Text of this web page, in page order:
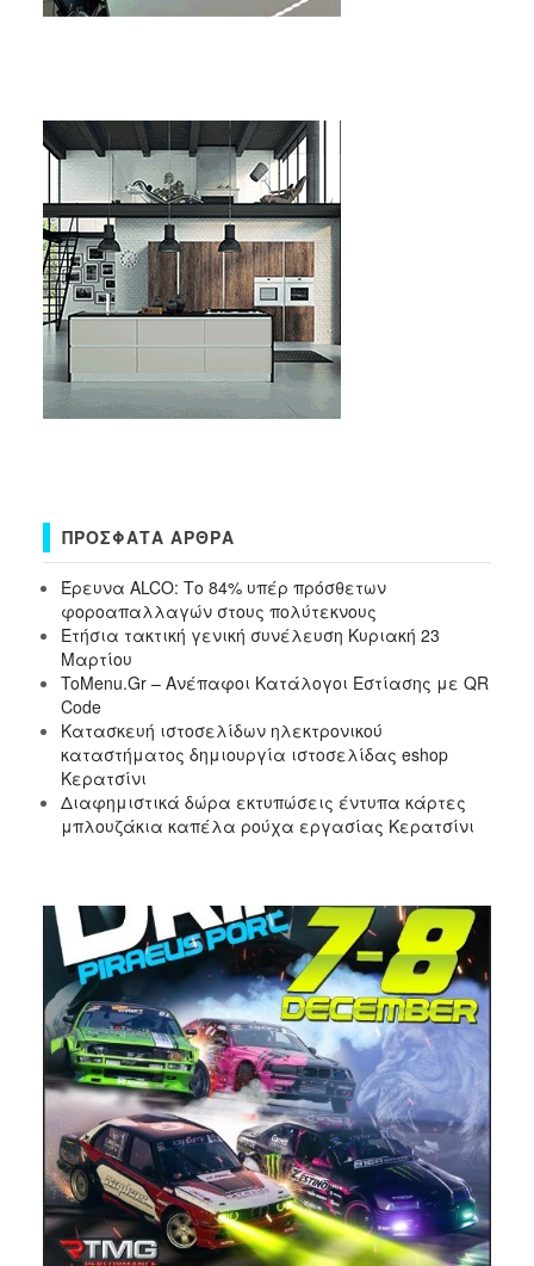
ΠΡΌΣΦΑΤΑ ΆΡΘΡΑ
Έρευνα ALCO: Το 84% υπέρ πρόσθετων
φοροαπαλλαγών στους πολύτεκνους
Ετήσια τακτική γενική συνέλευση Κυριακή 23
Μαρτίου
ToMenu.Gr – Ανέπαφοι Κατάλογοι Εστίασης με QR
Code
Κατασκευή ιστοσελίδων ηλεκτρονικού
καταστήματος δημιουργία ιστοσελίδας eshop
Κερατσίνι
Διαφημιστικά δώρα εκτυπώσεις έντυπα κάρτες
μπλουζάκια καπέλα ρούχα εργασίας Κερατσίνι